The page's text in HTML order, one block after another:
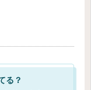
る？